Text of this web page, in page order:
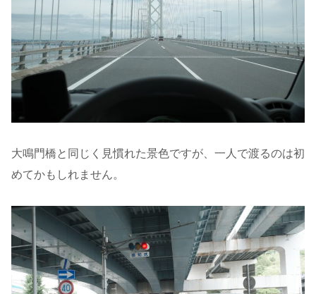
大鳴門橋と同じく見慣れた景色ですが、一人で渡るのは初
めてかもしれません。